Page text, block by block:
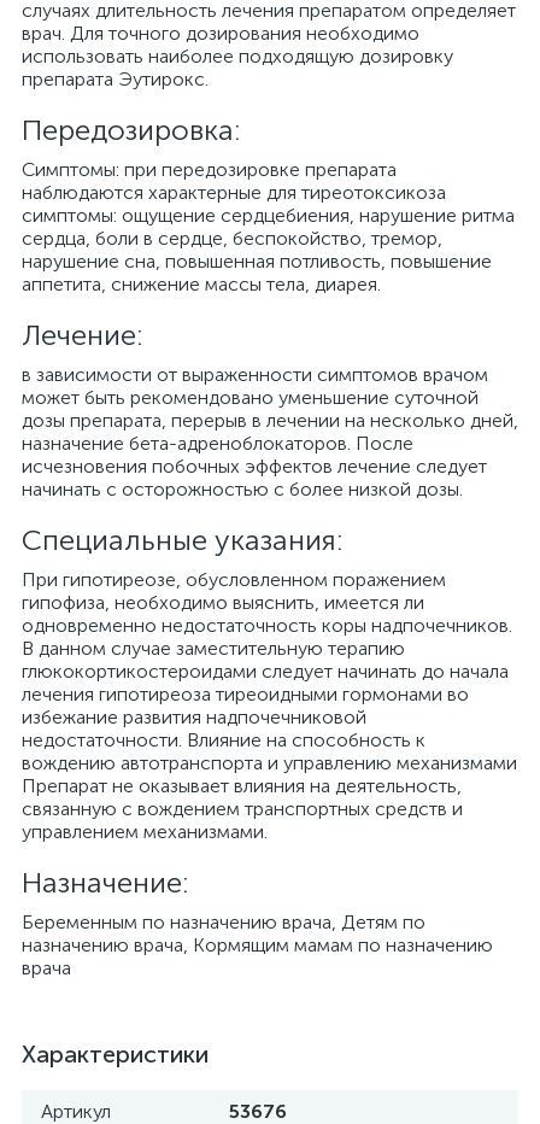
случаях длительность лечения препаратом определяет
врач. Для точного дозирования необходимо
использовать наиболее подходящую дозировку
препарата Эутирокс.
Передозировка:
Симптомы: при передозировке препарата
наблюдаются характерные для тиреотоксикоза
симптомы: ощущение сердцебиения, нарушение ритма
сердца, боли в сердце, беспокойство, тремор,
нарушение сна, повышенная потливость, повышение
аппетита, снижение массы тела, диарея.
Лечение:
в зависимости от выраженности симптомов врачом
может быть рекомендовано уменьшение суточной
дозы препарата, перерыв в лечении на несколько дней,
назначение бета-адреноблокаторов. После
исчезновения побочных эффектов лечение следует
начинать с осторожностью с более низкой дозы.
Специальные указания:
При гипотиреозе, обусловленном поражением
гипофиза, необходимо выяснить, имеется ли
одновременно недостаточность коры надпочечников.
В данном случае заместительную терапию
глюкокортикостероидами следует начинать до начала
лечения гипотиреоза тиреоидными гормонами во
избежание развития надпочечниковой
недостаточности. Влияние на способность к
вождению автотранспорта и управлению механизмами
Препарат не оказывает влияния на деятельность,
связанную с вождением транспортных средств и
управлением механизмами.
Назначение:
Беременным по назначению врача, Детям по
назначению врача, Кормящим мамам по назначению
врача
Характеристики
Артикул
53676